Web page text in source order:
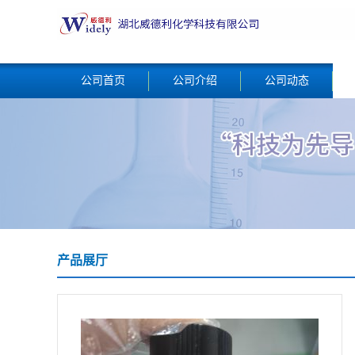
公司首页 公司介绍 公司动态
产品展厅